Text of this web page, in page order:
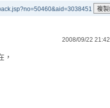
2008/09/22 21:42
，